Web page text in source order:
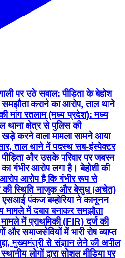
पर उठे सवाल: पीड़िता के बेहोश
कराने का आरोप, ताल थाने
रतलाम (मध्य प्रदेश): मध्य
क्षेत्र से पुलिस की
खड़े करने वाला मामला सामने आया
ताल थाने में पदस्थ सब-इंस्पेक्टर
और उसके परिवार पर जबरन
का गंभीर आरोप लगा है। बेहोशी की
आरोप है कि गंभीर रूप से
की स्थिति नाजुक और बेसुध (अचेत)
पंकज बम्होरिया ने कानूनन
मामले में दबाव बनाकर समझौता
में प्राथमिकी (FIR) दर्ज की
और समाजसेवियों में भारी रोष व्याप्त
मुख्यमंत्री से संज्ञान लेने की अपील
लोगों द्वारा सोशल मीडिया पर